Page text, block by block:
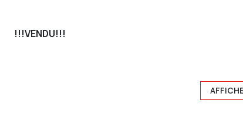
!!!VENDU!!!
Pavillon mitoyen de 103 m² environ sur sous-sol